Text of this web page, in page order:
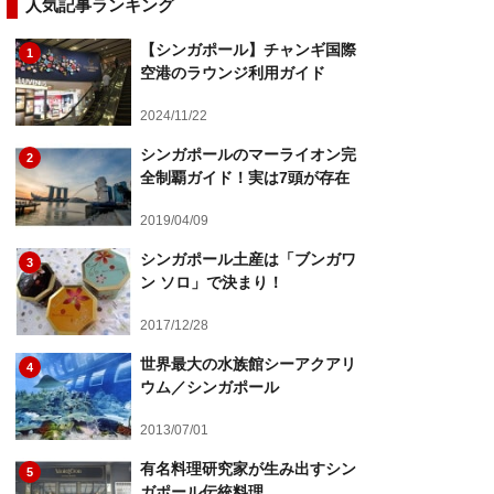
人気記事ランキング
1
【シンガポール】チャンギ国際
空港のラウンジ利用ガイド
2024/11/22
2
シンガポールのマーライオン完
全制覇ガイド！実は7頭が存在
2019/04/09
3
シンガポール土産は「ブンガワ
ン ソロ」で決まり！
2017/12/28
4
世界最大の水族館シーアクアリ
ウム／シンガポール
2013/07/01
5
有名料理研究家が生み出すシン